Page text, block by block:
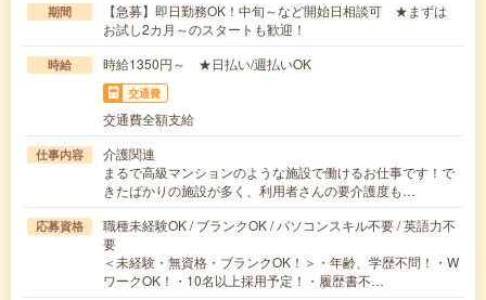
期間
【急募】即日勤務OK！中旬～など開始日相談可 ★まずは
お試し2カ月～のスタートも歓迎！
時給 時給1350円～ ★日払い/週払いOK
交通費
交通費全額支給
仕事内容
介護関連
まるで高級マンションのような施設で働けるお仕事です！で
きたばかりの施設が多く、利用者さんの要介護度も…
応募資格
職種未経験OK / ブランクOK / パソコンスキル不要 / 英語力不
要
＜未経験・無資格・ブランクOK！＞・年齢、学歴不問！・W
ワークOK！・10名以上採用予定！・履歴書不…